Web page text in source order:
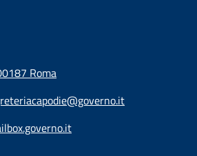
Roma